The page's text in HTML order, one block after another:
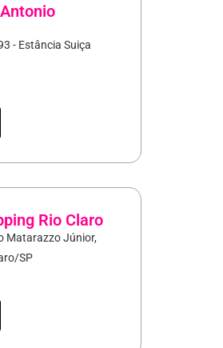
- Estância Suiça
Rio Claro
Matarazzo Júnior,
SP